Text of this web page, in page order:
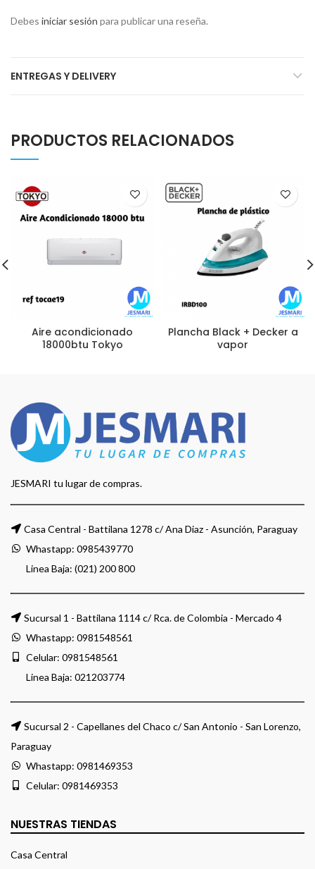
Debes iniciar sesión para publicar una reseña.
ENTREGAS Y DELIVERY
PRODUCTOS RELACIONADOS
Aire acondicionado
18000btu Tokyo
Plancha Black + Decker a
vapor
JESMARI tu lugar de compras.
Casa Central - Battilana 1278 c/ Ana Diaz - Asunción, Paraguay
Whastapp: 0985439770
Linea Baja: (021) 200 800
Sucursal 1 - Battilana 1114 c/ Rca. de Colombia - Mercado 4
Whastapp: 0981548561
Celular: 0981548561
Linea Baja: 021203774
Sucursal 2 - Capellanes del Chaco c/ San Antonio - San Lorenzo,
Paraguay
Whastapp: 0981469353
Celular: 0981469353
NUESTRAS TIENDAS
Casa Central